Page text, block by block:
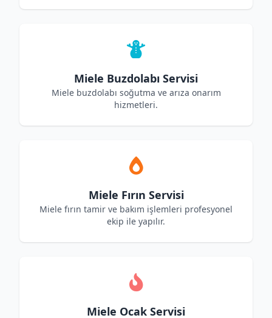
Miele Buzdolabı Servisi
Miele buzdolabı soğutma ve arıza onarım
hizmetleri.
Miele Fırın Servisi
Miele fırın tamir ve bakım işlemleri profesyonel
ekip ile yapılır.
Miele Ocak Servisi